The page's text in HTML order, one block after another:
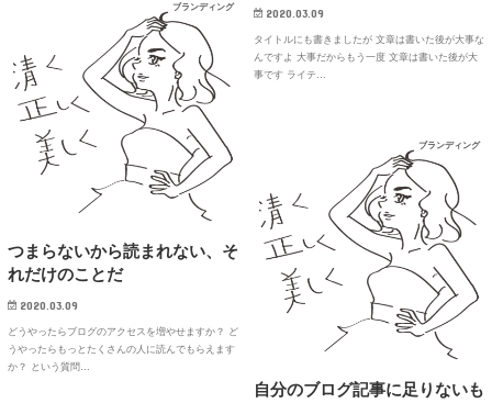
2020.03.09
タイトルにも書きましたが 文章は書いた後が大事な
んですよ 大事だからもう一度 文章は書いた後が大
事です ライテ…
ブランディング
つまらないから読まれない、そ
れだけのことだ
2020.03.09
どうやったらブログのアクセスを増やせますか？ ど
うやったらもっとたくさんの人に読んでもらえます
か？ という質問…
ブランディング
自分のブログ記事に足りないも